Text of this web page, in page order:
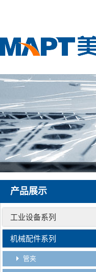
产品展示
工业设备系列
机械配件系列
管夹